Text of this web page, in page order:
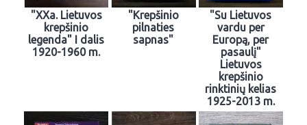
"XXa. Lietuvos
krepšinio
legenda" I dalis
1920-1960 m.
"Krepšinio
pilnaties
sapnas"
"Su Lietuvos
vardu per
Europą, per
pasaulį"
Lietuvos
krepšinio
rinktinių kelias
1925-2013 m.